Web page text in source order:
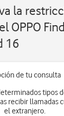
la
OPPO
16
de tu consulta
tipos
recibir llamadas
el extranjero.